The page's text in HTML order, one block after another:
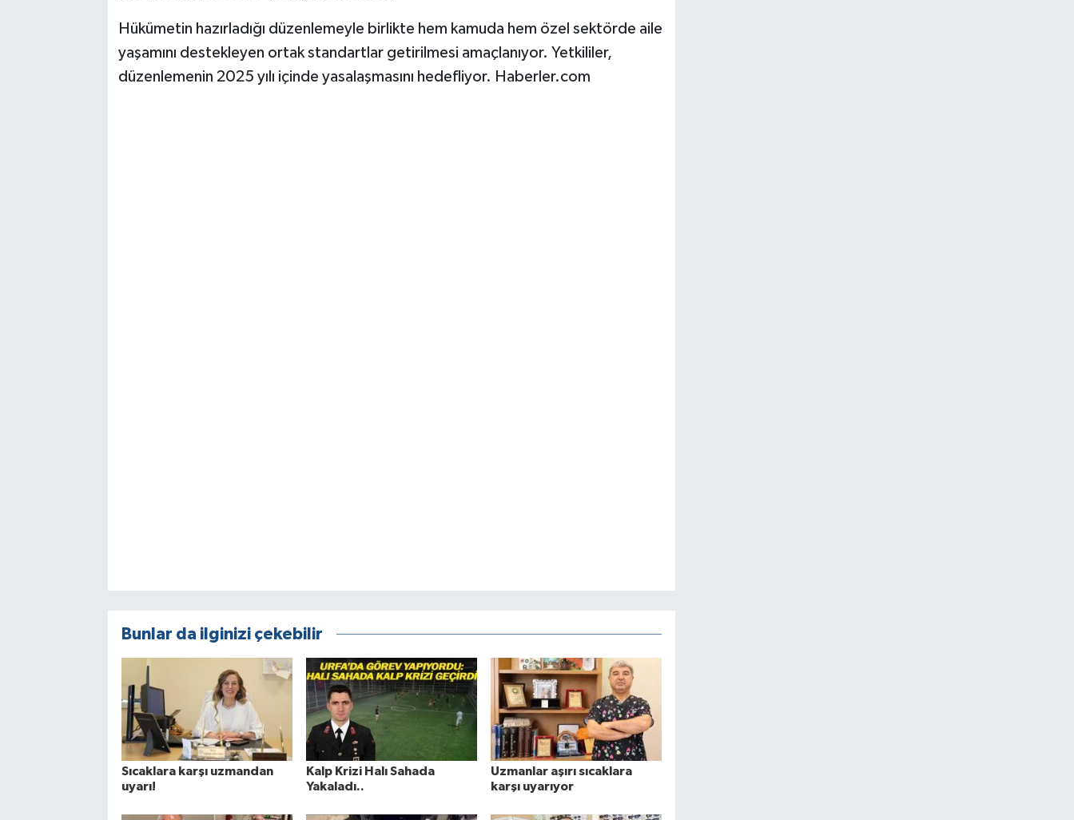
Hükümetin hazırladığı düzenlemeyle birlikte hem kamuda hem özel sektörde aile
yaşamını destekleyen ortak standartlar getirilmesi amaçlanıyor. Yetkililer,
düzenlemenin 2025 yılı içinde yasalaşmasını hedefliyor. Haberler.com
Bunlar da ilginizi çekebilir
Sıcaklara karşı uzmandan
uyarı!
Kalp Krizi Halı Sahada
Yakaladı..
Uzmanlar aşırı sıcaklara
karşı uyarıyor